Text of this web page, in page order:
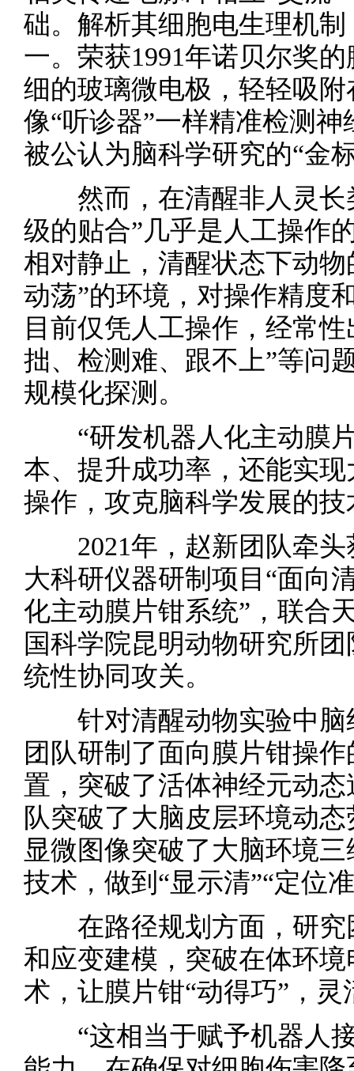
础。解析其细胞电生理机
一。荣获1991年诺贝尔奖
细的玻璃微电极，轻轻吸
像“听诊器”一样精准检测
被公认为脑科学研究的“金
然而，在清醒非人灵长
级的贴合”几乎是人工操作
相对静止，清醒状态下动
动荡”的环境，对操作精度
目前仅凭人工操作，经常
拙、检测难、跟不上”等问
规模化探测。
“研发机器人化主动膜片
本、提升成功率，还能实
操作，攻克脑科学发展的
2021年，赵新团队牵头
大科研仪器研制项目“面向
化主动膜片钳系统”，联合
国科学院昆明动物研究所
统性协同攻关。
针对清醒动物实验中脑
团队研制了面向膜片钳操
置，突破了活体神经元动
队突破了大脑皮层环境动
显微图像突破了大脑环境
技术，做到“显示清”“定位
在路径规划方面，研究
和应变建模，突破在体环
术，让膜片钳“动得巧”，
“这相当于赋予机器人接